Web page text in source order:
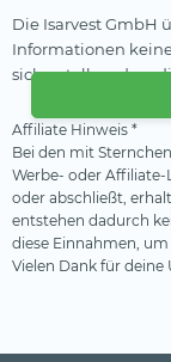
Die Isarvest GmbH
Informationen
sicherstellen, dass
Affiliate Hinweis *
Bei den mit
Werbe- oder Affiliate-
oder abschließt,
entstehen dadurch
diese Einnahmen,
Vielen Dank für